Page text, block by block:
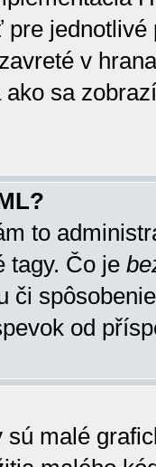
v
ako sa
to
tagy. Čo je
či
od
malé